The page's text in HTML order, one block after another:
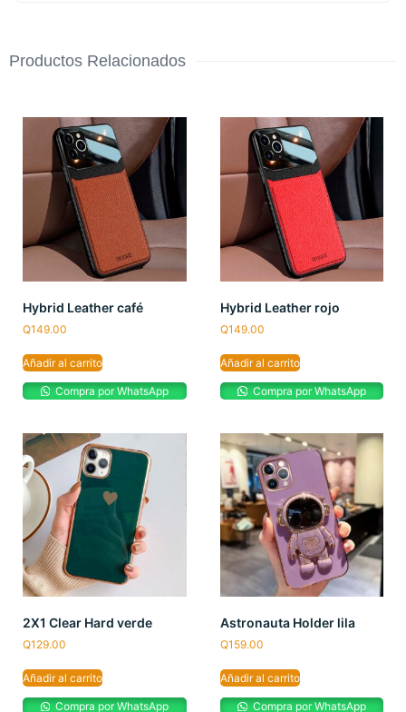
Productos Relacionados
Hybrid Leather café
Q149.00
Añadir al carrito
Compra por WhatsApp
Hybrid Leather rojo
Q149.00
Añadir al carrito
Compra por WhatsApp
2X1 Clear Hard verde
Q129.00
Añadir al carrito
Compra por WhatsApp
Astronauta Holder lila
Q159.00
Añadir al carrito
Compra por WhatsApp